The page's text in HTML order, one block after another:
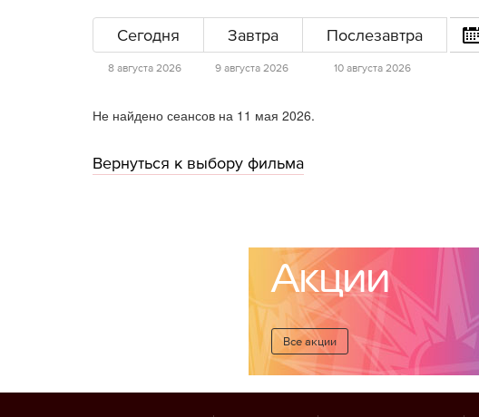
Сегодня
8 августа 2026
Завтра
9 августа 2026
Послезавтра
10 августа 2026
Не найдено сеансов на 11 мая 2026.
Вернуться к выбору фильма
Акции
Все акции